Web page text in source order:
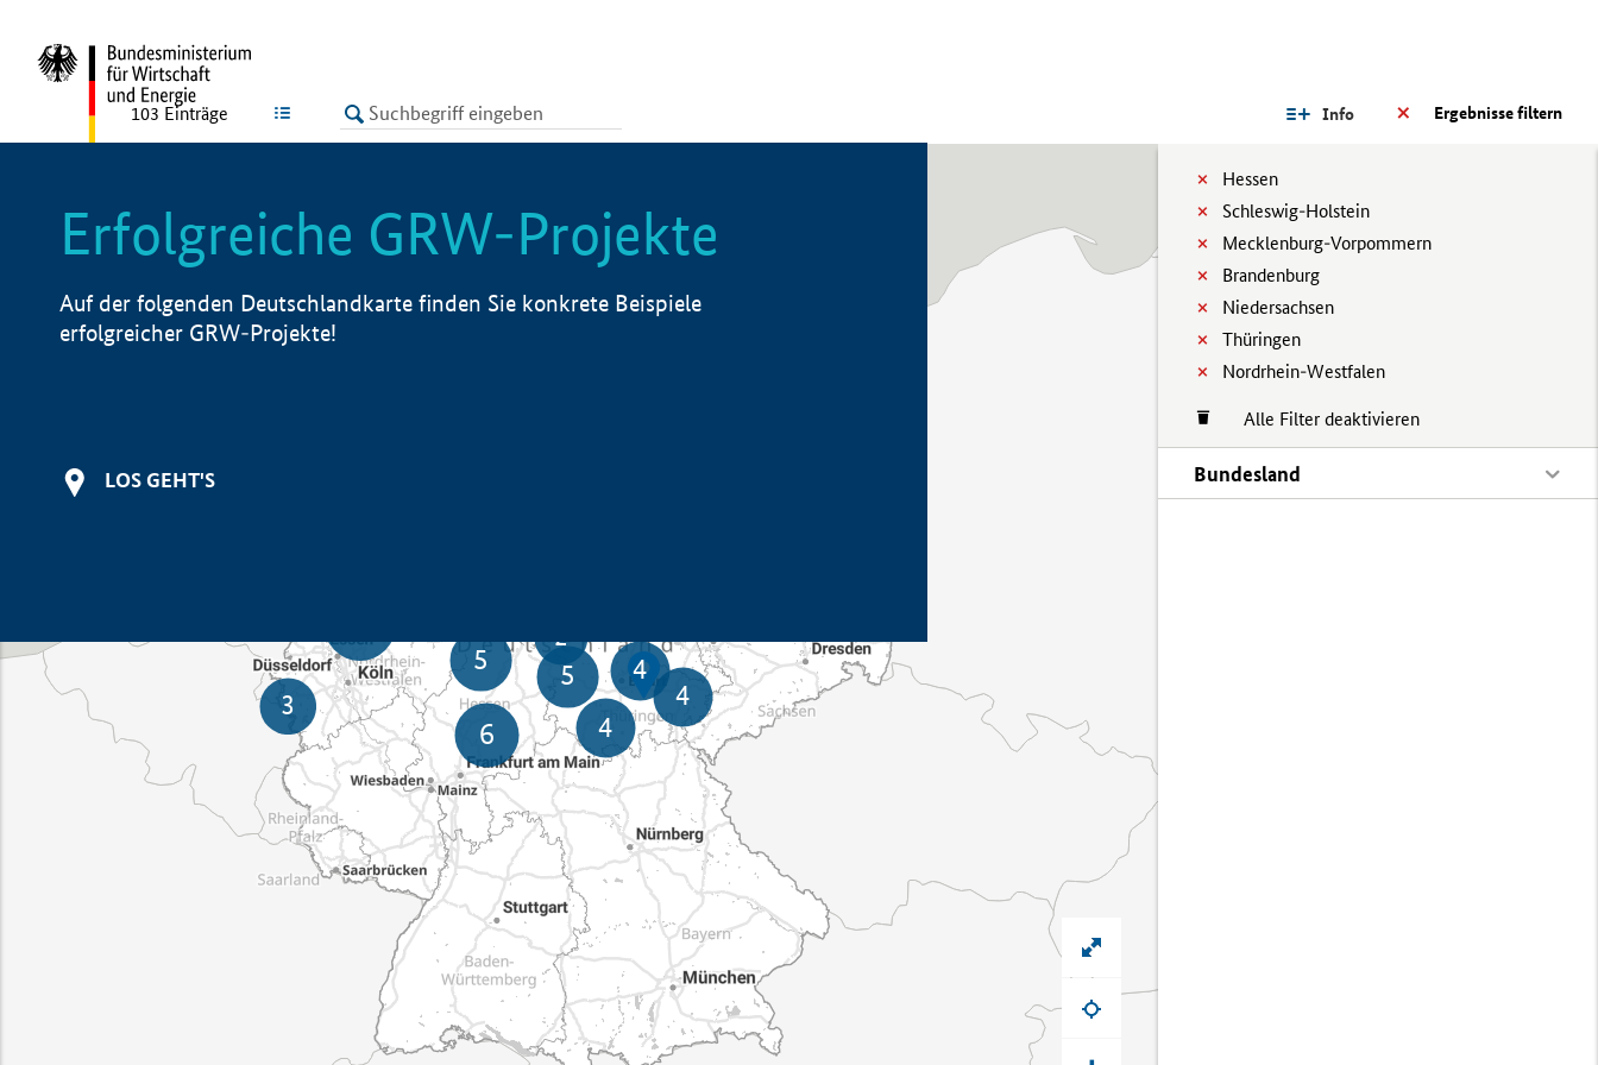
LISTE Ergebnisse filtern
Info
Hessen
Schleswig-Holstein
Mecklenburg-Vorpommern
Brandenburg
Niedersachsen
Thüringen
Nordrhein-Westfalen
Alle Filter deaktivieren
Bundesland
103 Einträge
Erfolgreiche GRW-Projekte
Auf der folgenden Deutschlandkarte finden Sie konkrete Beispiele
erfolgreicher GRW-Projekte!
LOS GEHT'S